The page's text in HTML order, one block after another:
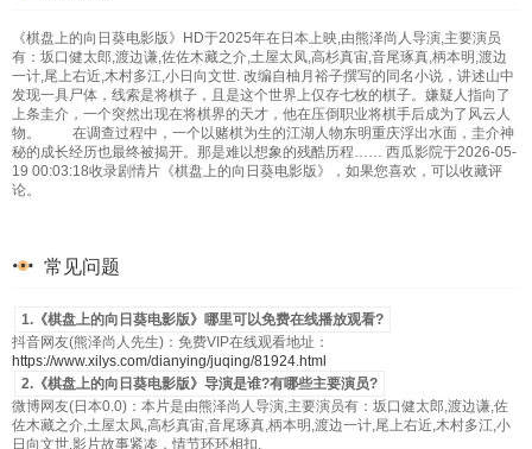
《棋盘上的向日葵电影版》HD于2025年在日本上映,由熊泽尚人导演,主要演员
有：坂口健太郎,渡边谦,佐佐木藏之介,土屋太凤,高杉真宙,音尾琢真,柄本明,渡边
一计,尾上右近,木村多江,小日向文世. 改编自柚月裕子撰写的同名小说，讲述山中
发现一具尸体，线索是将棋子，且是这个世界上仅存七枚的棋子。嫌疑人指向了
上条圭介，一个突然出现在将棋界的天才，他在压倒职业将棋手后成为了风云人
物。 在调查过程中，一个以赌棋为生的江湖人物东明重庆浮出水面，圭介神
秘的成长经历也最终被揭开。那是难以想象的残酷历程…… 西瓜影院于2026-05-
19 00:03:18收录剧情片《棋盘上的向日葵电影版》，如果您喜欢，可以收藏评
论。
常见问题
1.《棋盘上的向日葵电影版》哪里可以免费在线播放观看?
抖音网友(熊泽尚人先生)：免费VIP在线观看地址：
https://www.xilys.com/dianying/juqing/81924.html
2.《棋盘上的向日葵电影版》导演是谁?有哪些主要演员?
微博网友(日本0.0)：本片是由熊泽尚人导演,主要演员有：坂口健太郎,渡边谦,佐
佐木藏之介,土屋太凤,高杉真宙,音尾琢真,柄本明,渡边一计,尾上右近,木村多江,小
日向文世.影片故事紧凑，情节环环相扣.